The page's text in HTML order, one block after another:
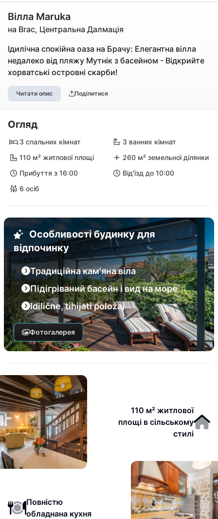
Вілла Maruka
на Brac, Центральна Далмація
Ідилічна спокійна оаза на Брачу: Елегантна вілла
недалеко від пляжу Мутнік з басейном - Відкрийте
хорватські островні скарби!
Читати опис Поділитися
Огляд
3 спальних кімнат
3 ванних кімнат
110 м² житлової площі
260 м² земельної ділянки
Прибуття з 16:00
Від'їзд до 10:00
6 осіб
Особливості будинку для
відпочинку
Традиційна кам'яна віла
Підігріваний басейн і вид на море
Idilične, tihijati položaj
Фотогалерея
110 м² житлової
площі в сільському
стилі
Повністю
обладнана кухня